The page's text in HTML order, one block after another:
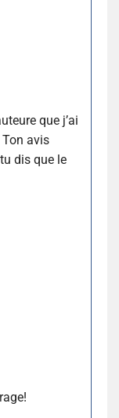
que j’ai
avis
dis que le